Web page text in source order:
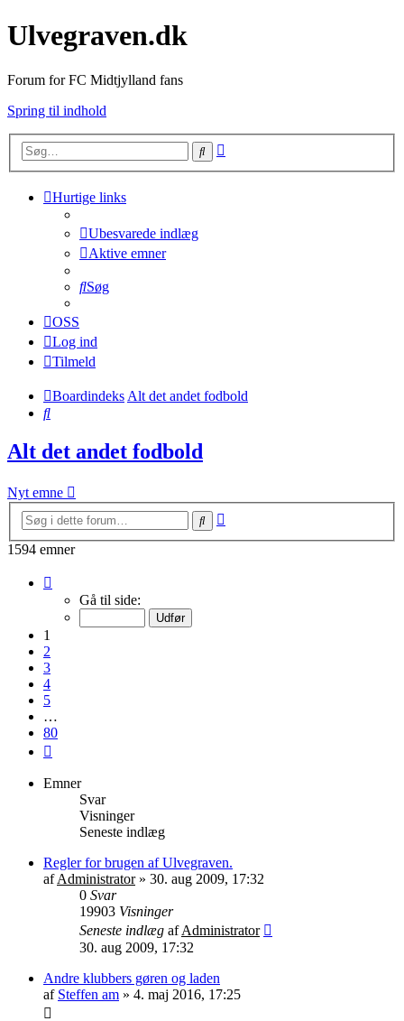
Ulvegraven.dk
Forum for FC Midtjylland fans
Spring til indhold
Søg
Hurtige links
Ubesvarede indlæg
Aktive emner
Søg
OSS
Log ind
Tilmeld
BoardindeksAlt det andet fodbold
Søg
Alt det andet fodbold
Nyt emne
Søg
1594 emner
Gå til side:
1
2
3
4
5
…
80
Emner
Svar
Visninger
Seneste indlæg
Regler for brugen af Ulvegraven.
afAdministrator» 30. aug 2009, 17:32
0 Svar
19903 Visninger
Seneste indlæg afAdministrator
30. aug 2009, 17:32
Andre klubbers gøren og laden
af Steffen am » 4. maj 2016, 17:25